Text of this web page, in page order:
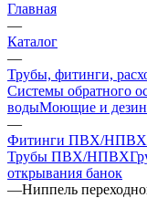
Главная
—
Каталог
—
Трубы, фитинги,
Системы обратного
водыМоющие и
—
Фитинги ПВХ/НПВХ
Трубы ПВХ/НПВХ
открывания банок
—Ниппель